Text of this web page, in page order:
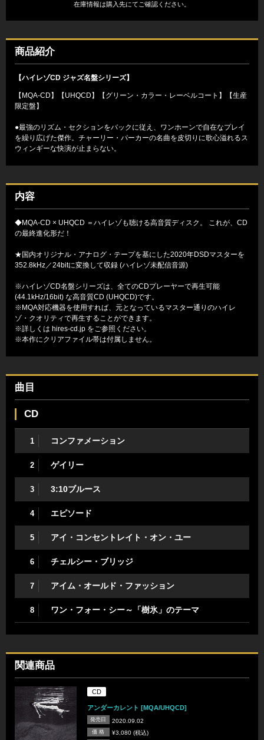
在庫情報は購入先にてご確認ください。
商品紹介
【ハイレゾCD ジャズ名盤シリーズ】
【MQA-CD】【UHQCD】【グリーン・カラー・レーベルコート】【生産
限定盤】
●最強のリズム・セクションをバックに従え、ワンホーンで自在なプレイ
を繰り広げた傑作。チャーリー・パーカーの名曲を皮切りに歌心溢れるス
ウィンギーな快演が止まらない。
内容
◆MQA-CD × UHQCD ＝ハイレゾも聴ける高音質ディスク。 これが、CD
の最終進化形だ！
★国内オリジナル・アナログ・テープを基にした2020年DSDマスターを
352.8kHz／24bitに変換して収録 (ハイレゾ未配信音源)
※ハイレゾCD名盤シリーズは、全てのCDプレーヤーで再生可能
(44.1kHz/16bit) な高音質CD (UHQCD)です。
※MQA対応機器を使用すれば、元となっているマスター通りのハイレ
ゾ・クオリティで再生することができます。
※詳しくは hires-cd.jp をご参照ください。
※本作にクリアファイル帯は付属しません。
曲目
CD
1 コンファメーション
2 ゲイリー
3 3:10ブルース
4 エピソード
5 アイ・コンセントレイト・オン・ユー
6 チェルシー・ブリッジ
7 アイム・オールド・ファッション
8 ワン・フォー・シー～「樹氷」のテーマ
関連商品
CD
アンダーカレント [MQA/UHQCD]
発売日 2020.09.02
価 格 ¥3,080 (税込)